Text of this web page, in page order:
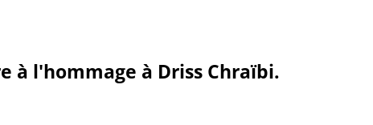
à l'hommage à Driss Chraïbi.